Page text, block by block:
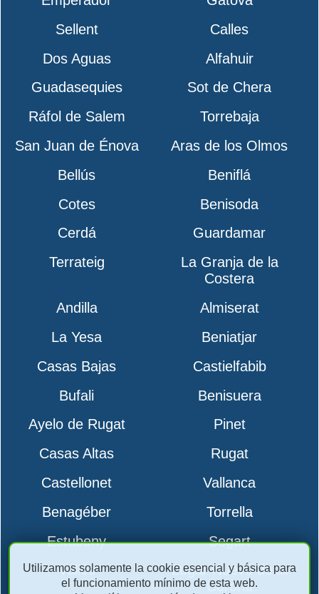
Sellent
Calles
Dos Aguas
Alfahuir
Guadasequies
Sot de Chera
Ráfol de Salem
Torrebaja
San Juan de Énova
Aras de los Olmos
Bellús
Beniflá
Cotes
Benisoda
Cerdá
Guardamar
Terrateig
La Granja de la
Costera
Andilla
Almiserat
La Yesa
Beniatjar
Casas Bajas
Castielfabib
Bufali
Benisuera
Ayelo de Rugat
Pinet
Casas Altas
Rugat
Castellonet
Vallanca
Benagéber
Torrella
Estubeny
Segart
Vallés
Lugar Nuevo de la
Corona
Utilizamos solamente la cookie esencial y básica para
el funcionamiento mínimo de esta web.